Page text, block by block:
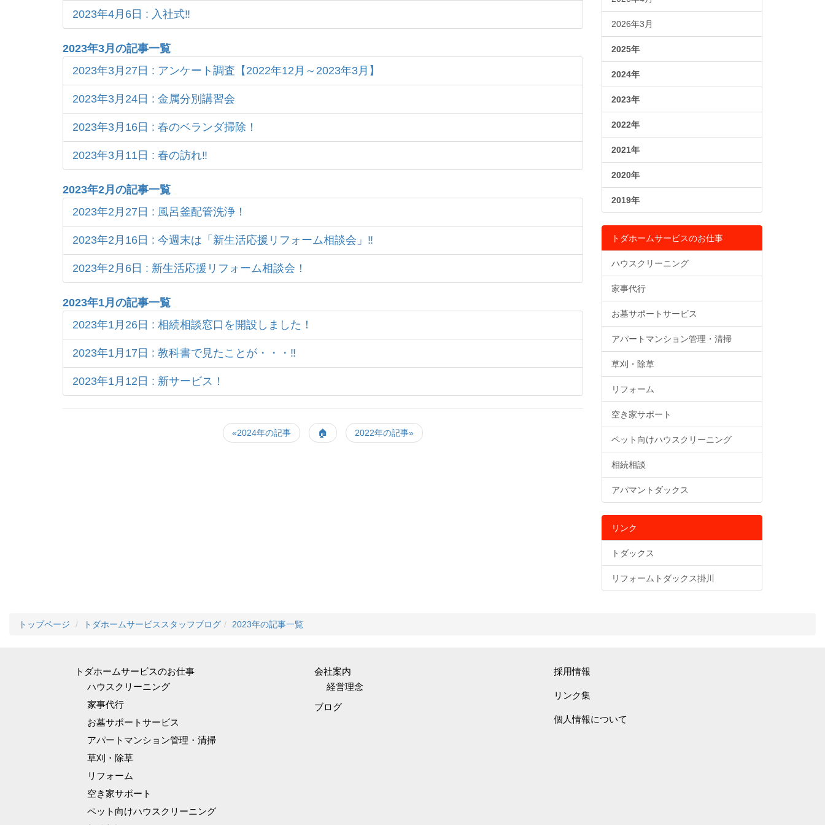
2023年4月6日 : 入社式‼
2023年3月の記事一覧
2023年3月27日 : アンケート調査【2022年12月～2023年3月】
2023年3月24日 : 金属分別講習会
2023年3月16日 : 春のベランダ掃除！
2023年3月11日 : 春の訪れ‼
2023年2月の記事一覧
2023年2月27日 : 風呂釜配管洗浄！
2023年2月16日 : 今週末は「新生活応援リフォーム相談会」‼
2023年2月6日 : 新生活応援リフォーム相談会！
2023年1月の記事一覧
2023年1月26日 : 相続相談窓口を開設しました！
2023年1月17日 : 教科書で見たことが・・・‼
2023年1月12日 : 新サービス！
«2024年の記事 🏠 2022年の記事»
2026年3月
2025年
2024年
2023年
2022年
2021年
2020年
2019年
トダホームサービスのお仕事
ハウスクリーニング
家事代行
お墓サポートサービス
アパートマンション管理・清掃
草刈・除草
リフォーム
空き家サポート
ペット向けハウスクリーニング
相続相談
アパマントダックス
リンク
トダックス
リフォームトダックス掛川
トップページ トダホームサービススタッフブログ 2023年の記事一覧
トダホームサービスのお仕事
ハウスクリーニング
家事代行
お墓サポートサービス
アパートマンション管理・清掃
草刈・除草
リフォーム
空き家サポート
ペット向けハウスクリーニング
会社案内
経営理念
ブログ
採用情報
リンク集
個人情報について